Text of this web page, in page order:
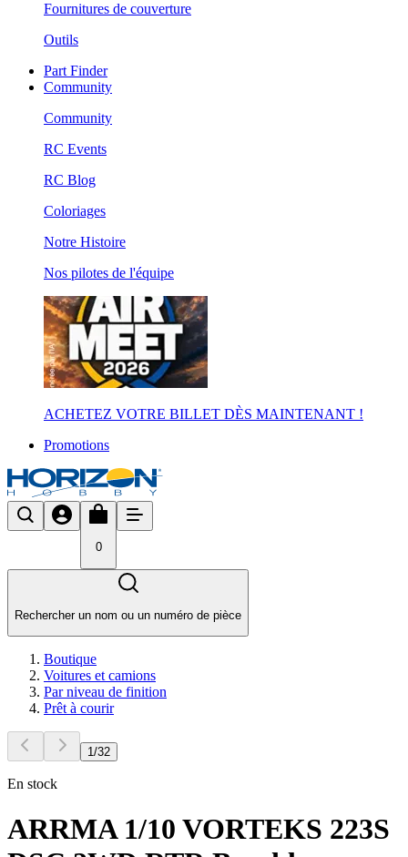
Fournitures de couverture
Outils
Part Finder
Community
Community
RC Events
RC Blog
Coloriages
Notre Histoire
Nos pilotes de l'équipe
ACHETEZ VOTRE BILLET DÈS MAINTENANT !
Promotions
0
Rechercher un nom ou un numéro de pièce
Boutique
Voitures et camions
Par niveau de finition
Prêt à courir
1/32
En stock
ARRMA 1/10 VORTEKS 223S